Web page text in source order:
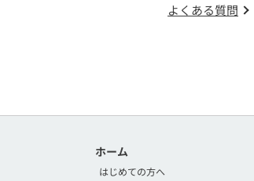
よくある質問
ホーム
はじめての方へ